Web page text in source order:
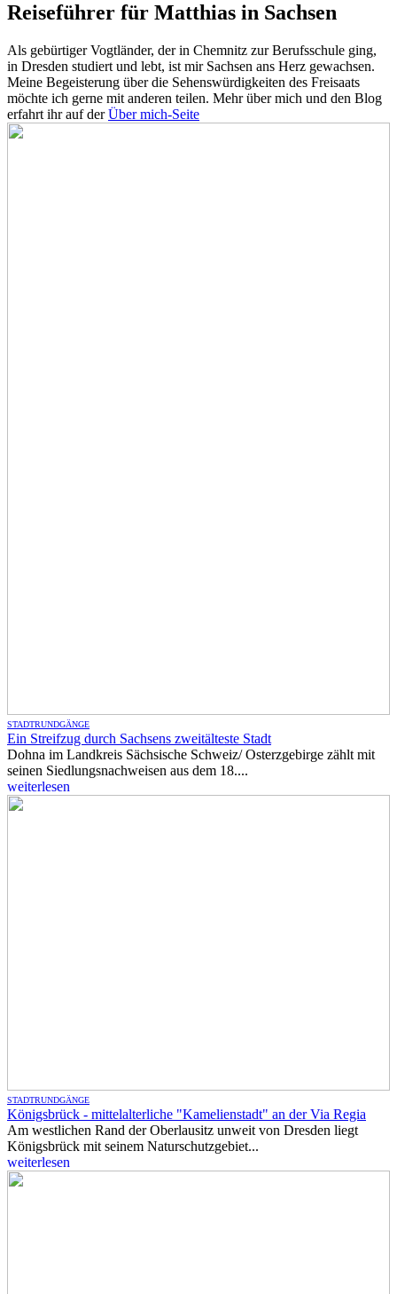
Reiseführer für Matthias in Sachsen
Als gebürtiger Vogtländer, der in Chemnitz zur Berufsschule ging,
in Dresden studiert und lebt, ist mir Sachsen ans Herz gewachsen.
Meine Begeisterung über die Sehenswürdigkeiten des Freisaats
möchte ich gerne mit anderen teilen. Mehr über mich und den Blog
erfahrt ihr auf derÜber mich-Seite
STADTRUNDGÄNGE
Ein Streifzug durch Sachsens zweitälteste Stadt
Dohna im Landkreis Sächsische Schweiz/ Osterzgebirge zählt mit
seinen Siedlungsnachweisen aus dem 18....
weiterlesen
STADTRUNDGÄNGE
Königsbrück - mittelalterliche "Kamelienstadt" an der Via Regia
Am westlichen Rand der Oberlausitz unweit von Dresden liegt
Königsbrück mit seinem Naturschutzgebiet...
weiterlesen